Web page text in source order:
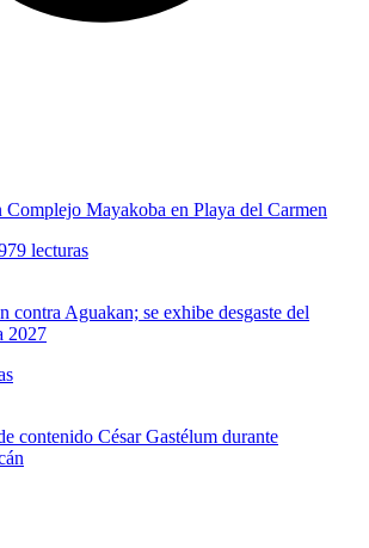
Mayakoba en Playa del Carmen
lecturas
contra Aguakan; se exhibe desgaste del
2027
contenido César Gastélum durante